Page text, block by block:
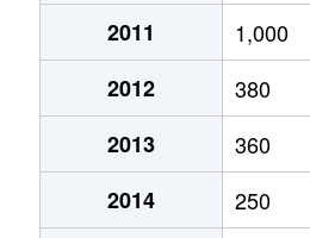
2011
1,000
2012
380
2013
360
2014
250